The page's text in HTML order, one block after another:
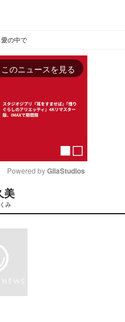
愛の中で
このニュースを見る
t
Powered by GliaStudios
美
み